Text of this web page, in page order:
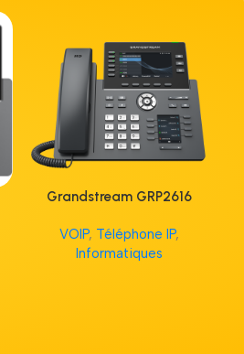
Grandstream GRP2616
VOIP, Téléphone IP,
Informatiques